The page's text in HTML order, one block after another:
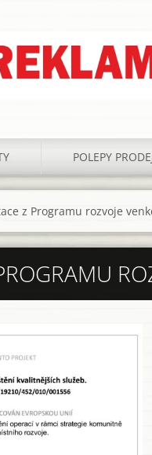
POLEPY
z Programu rozvoje